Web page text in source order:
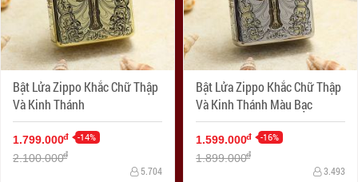
Bật Lửa Zippo Khắc Chữ Thập
Và Kinh Thánh
1.799.000đ -14%
2.100.000đ
5.704
Bật Lửa Zippo Khắc Chữ Thập
Và Kinh Thánh Màu Bạc
1.599.000đ -16%
1.899.000đ
3.493